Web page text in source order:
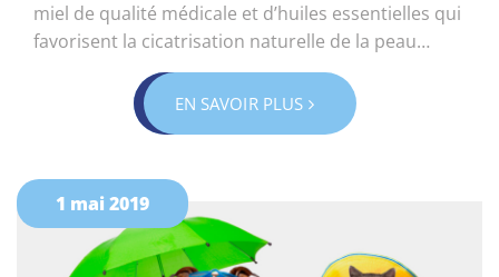
miel de qualité médicale et d’huiles essentielles qui
favorisent la cicatrisation naturelle de la peau…
EN SAVOIR PLUS
1 mai 2019